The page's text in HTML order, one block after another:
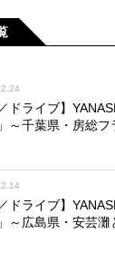
／ドライブ】
～千葉県・房総フ
／ドライブ】
～広島県・安芸灘